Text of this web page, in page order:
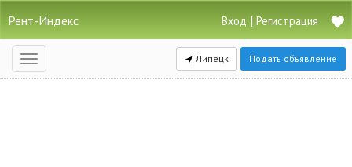
Рент-Индекс Вход | Регистрация
Открыть
навигацию
Липецк Подать объявление